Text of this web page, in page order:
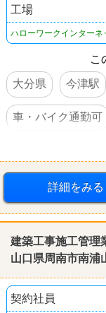
工場
ハローワークインターネ
こ
大分県
今津駅
車・バイク通勤可
詳細をみる
建築工事施工管理
山口県周南市南浦
契約社員